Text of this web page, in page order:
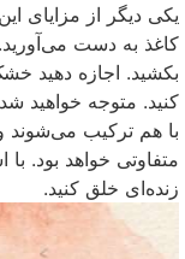
یکی دیگر از مزایای
کاغذ به دست
بکشید. اجازه دهید
کنید. متوجه خواهید
با هم ترکیب می‌شوند
متفاوتی خواهد بود. با
زنده‌ای خلق کنید.